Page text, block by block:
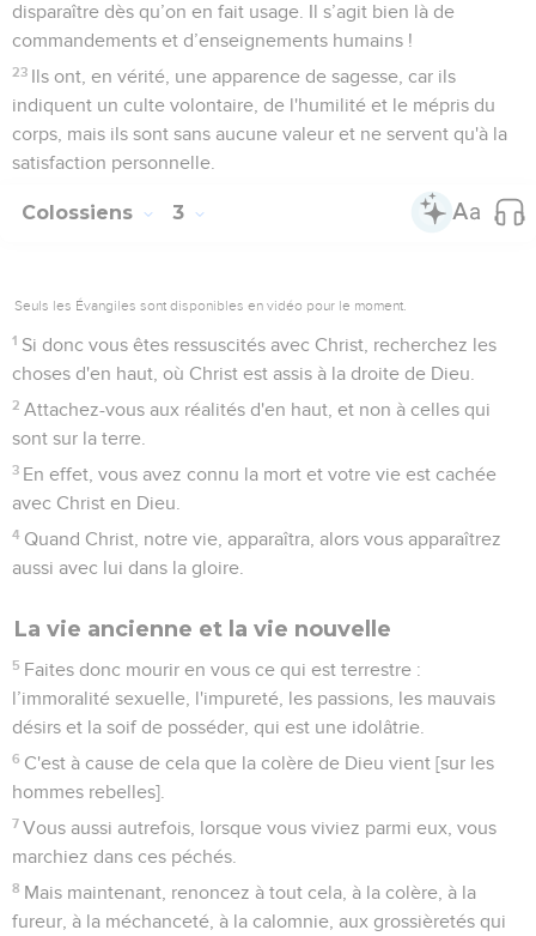
disparaître dès qu’on en fait usage. Il s’agit bien là de
commandements et d’enseignements humains !
23 Ils ont, en vérité, une apparence de sagesse, car ils
indiquent un culte volontaire, de l'humilité et le mépris du
corps, mais ils sont sans aucune valeur et ne servent qu'à la
satisfaction personnelle.
Colossiens 3
Seuls les Évangiles sont disponibles en vidéo pour le moment.
1 Si donc vous êtes ressuscités avec Christ, recherchez les
choses d'en haut, où Christ est assis à la droite de Dieu.
2 Attachez-vous aux réalités d'en haut, et non à celles qui
sont sur la terre.
3 En effet, vous avez connu la mort et votre vie est cachée
avec Christ en Dieu.
4 Quand Christ, notre vie, apparaîtra, alors vous apparaîtrez
aussi avec lui dans la gloire.
La vie ancienne et la vie nouvelle
5 Faites donc mourir en vous ce qui est terrestre :
l’immoralité sexuelle, l'impureté, les passions, les mauvais
désirs et la soif de posséder, qui est une idolâtrie.
6 C'est à cause de cela que la colère de Dieu vient [sur les
hommes rebelles].
7 Vous aussi autrefois, lorsque vous viviez parmi eux, vous
marchiez dans ces péchés.
8 Mais maintenant, renoncez à tout cela, à la colère, à la
fureur, à la méchanceté, à la calomnie, aux grossièretés qui